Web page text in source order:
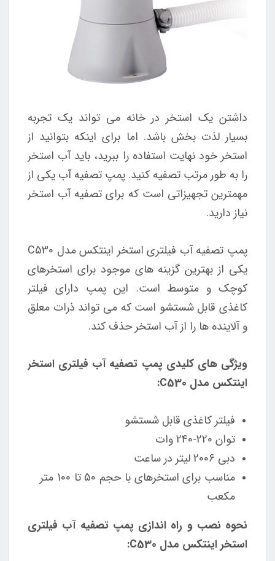
داشتن یک استخر در خانه می تواند یک تجربه
بسیار لذت بخش باشد. اما برای اینکه بتوانید از
استخر خود نهایت استفاده را ببرید، باید آب استخر
را به طور مرتب تصفیه کنید. پمپ تصفیه آب یکی از
مهمترین تجهیزاتی است که برای تصفیه آب استخر
نیاز دارید.
پمپ تصفیه آب فیلتری استخر اینتکس مدل C530
یکی از بهترین گزینه های موجود برای استخرهای
کوچک و متوسط است. این پمپ دارای فیلتر
کاغذی قابل شستشو است که می تواند ذرات معلق
و آلاینده ها را از آب استخر حذف کند.
ویژگی های کلیدی پمپ تصفیه آب فیلتری استخر
اینتکس مدل C530:
فیلتر کاغذی قابل شستشو
توان 220-240 وات
دبی 2006 لیتر در ساعت
مناسب برای استخرهای با حجم 50 تا 100 متر
مکعب
نحوه نصب و راه اندازی پمپ تصفیه آب فیلتری
استخر اینتکس مدل C530: